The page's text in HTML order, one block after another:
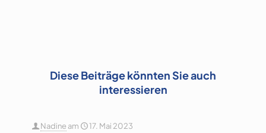
Diese Beiträge könnten Sie auch
interessieren
Nadine am 17. Mai 2023